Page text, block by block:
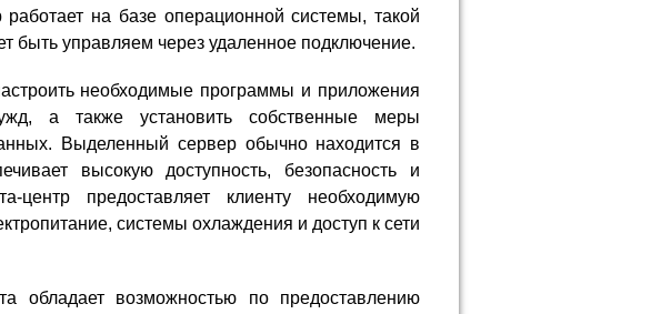
на базе операционной системы, такой
быть управляем через удаленное подключение.
необходимые программы и приложения
а также установить собственные меры
Выделенный сервер обычно находится в
высокую доступность, безопасность и
центр предоставляет клиенту необходимую
системы охлаждения и доступ к сети
обладает возможностью по предоставлению